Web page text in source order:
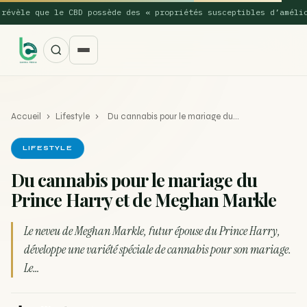
que le CBD possède des « propriétés susceptibles
SUGGESTIONS POPULAIRES
Une nouvelle étude montre que la vaporisation du
cannabis réduit de 99…
ACTU
La recette du Space Cake
Accueil › Lifestyle › Du cannabis pour le mariage du…
LIFESTYLE
Du cannabis pour le mariage du
Prince Harry et de Meghan Markle
Le neveu de Meghan Markle, futur épouse du Prince Harry,
développe une variété spéciale de cannabis pour son mariage.
Le…